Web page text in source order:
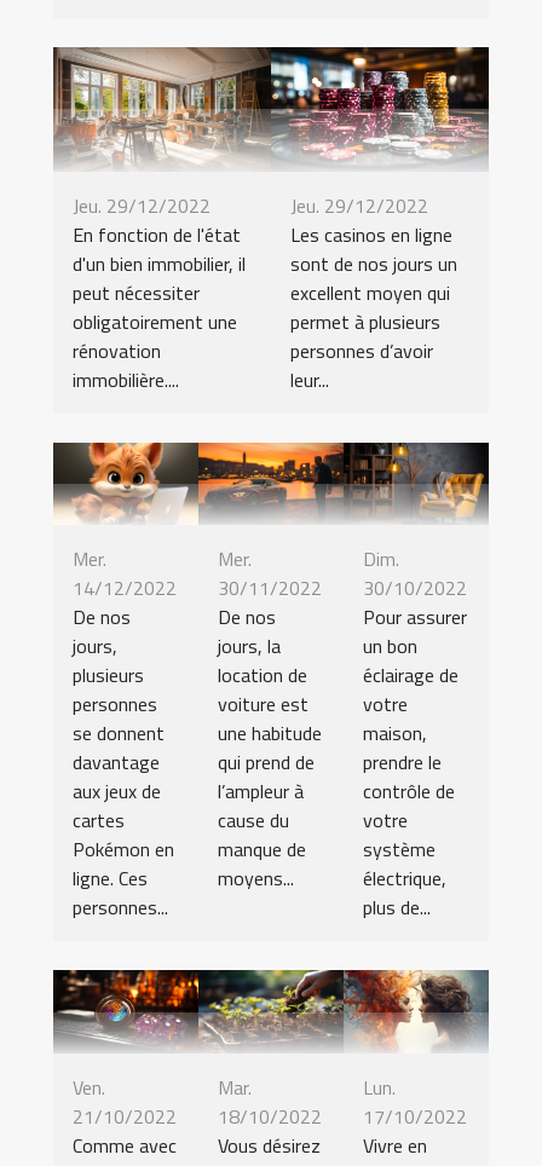
Jeu. 29/12/2022
En fonction de l'état
d'un bien immobilier, il
peut nécessiter
obligatoirement une
rénovation
immobilière....
Jeu. 29/12/2022
Les casinos en ligne
sont de nos jours un
excellent moyen qui
permet à plusieurs
personnes d’avoir
leur...
Mer.
14/12/2022
De nos
jours,
plusieurs
personnes
se donnent
davantage
aux jeux de
cartes
Pokémon en
ligne. Ces
personnes...
Mer.
30/11/2022
De nos
jours, la
location de
voiture est
une habitude
qui prend de
l’ampleur à
cause du
manque de
moyens...
Dim.
30/10/2022
Pour assurer
un bon
éclairage de
votre
maison,
prendre le
contrôle de
votre
système
électrique,
plus de...
Ven.
21/10/2022
Comme avec
Mar.
18/10/2022
Vous désirez
Lun.
17/10/2022
Vivre en